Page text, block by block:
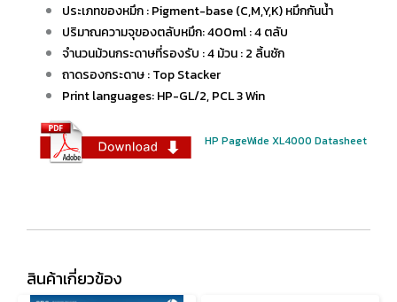
ประเภทของหมึก : Pigment-base (C,M,Y,K) หมึกกันน้ำ
ปริมาณความจุของตลับหมึก: 400ml : 4 ตลับ
จำนวนม้วนกระดาษที่รองรับ : 4 ม้วน : 2 ลิ้นชัก
ถาดรองกระดาษ : Top Stacker
Print languages: HP-GL/2, PCL 3 Win
HP PageWide XL4000 Datasheet
สินค้าเกี่ยวข้อง